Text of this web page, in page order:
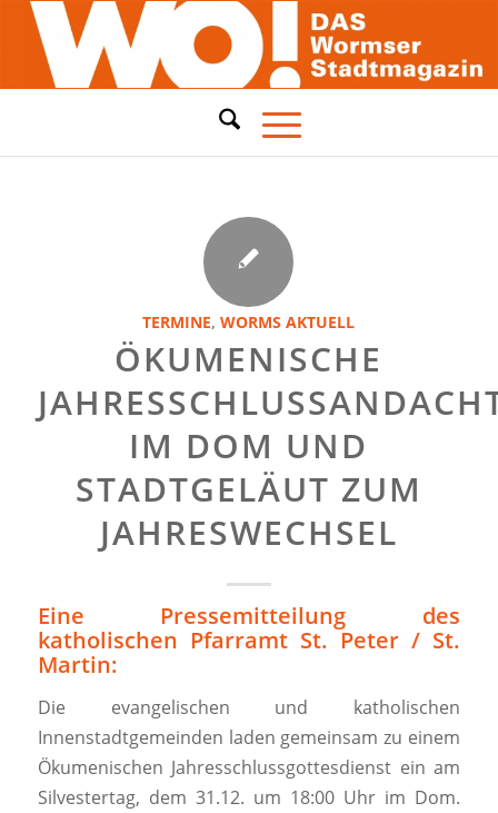
TERMINE,WORMS AKTUELL
ÖKUMENISCHE
IM DOM UND
STADTGELÄUT ZUM
JAHRESWECHSEL
Eine Pressemitteilung des
katholischen Pfarramt St. Peter / St.
Martin:
Die evangelischen und katholischen
Innenstadtgemeinden laden gemeinsam zu einem
Ökumenischen Jahresschlussgottesdienst ein am
Silvestertag, dem 31.12. um 18:00 Uhr im Dom.